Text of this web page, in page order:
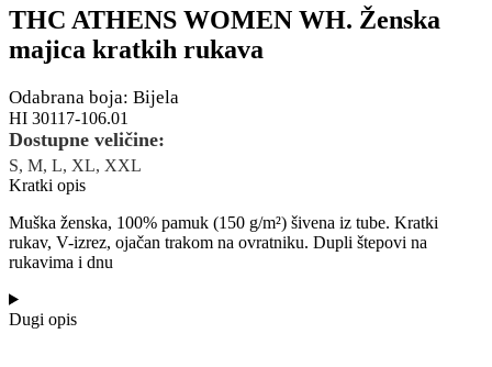
THC ATHENS WOMEN WH. Ženska
majica kratkih rukava
Odabrana boja: Bijela
HI 30117-106.01
Dostupne veličine:
S, M, L, XL, XXL
Kratki opis
Muška ženska, 100% pamuk (150 g/m²) šivena iz tube. Kratki
rukav, V-izrez, ojačan trakom na ovratniku. Dupli štepovi na
rukavima i dnu
Dugi opis